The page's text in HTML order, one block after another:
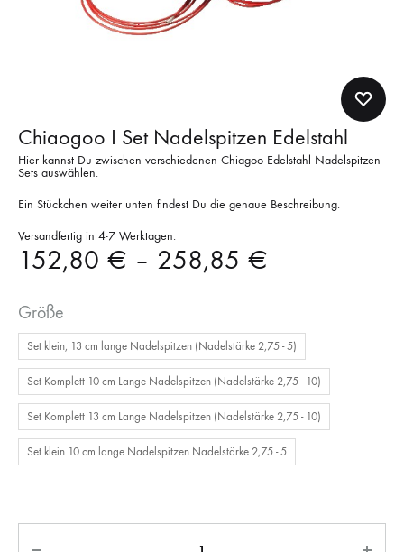
Chiaogoo I Set Nadelspitzen Edelstahl
Hier kannst Du zwischen verschiedenen Chiagoo Edelstahl Nadelspitzen
Sets auswählen.
Ein Stückchen weiter unten findest Du die genaue Beschreibung.
Versandfertig in 4-7 Werktagen.
152,80 € – 258,85 €
Größe
Set klein, 13 cm lange Nadelspitzen (Nadelstärke 2,75 - 5)
Set Komplett 10 cm Lange Nadelspitzen (Nadelstärke 2,75 - 10)
Set Komplett 13 cm Lange Nadelspitzen (Nadelstärke 2,75 - 10)
Set klein 10 cm lange Nadelspitzen Nadelstärke 2,75 - 5